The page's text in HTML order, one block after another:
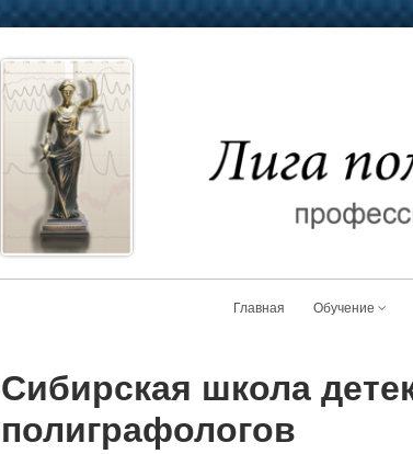
Главная Обучение
Сибирская школа
полиграфологов